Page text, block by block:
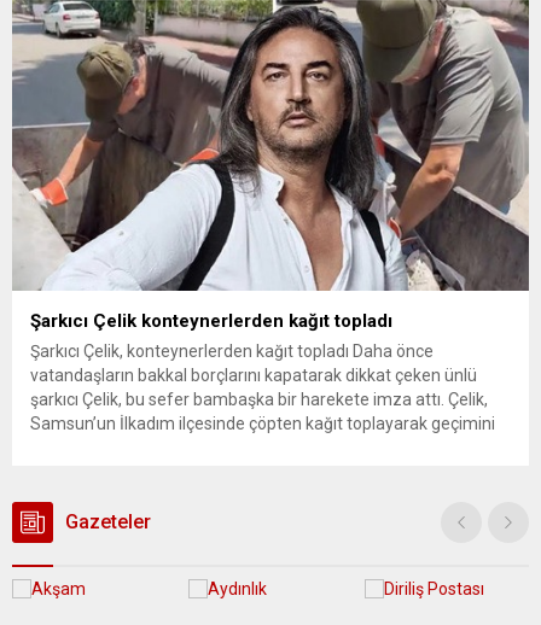
sohbet eden, onların talep ve önerileri dinleyen Başkan İhsan
Kurnaz, gelen taleplerin çözümü için...
Şarkıcı Çelik konteynerlerden kağıt topladı
Şarkıcı Çelik, konteynerlerden kağıt topladı Daha önce
vatandaşların bakkal borçlarını kapatarak dikkat çeken ünlü
şarkıcı Çelik, bu sefer bambaşka bir harekete imza attı. Çelik,
Samsun’un İlkadım ilçesinde çöpten kağıt toplayarak geçimini
Gazeteler